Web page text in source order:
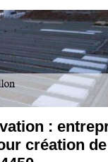
:
création